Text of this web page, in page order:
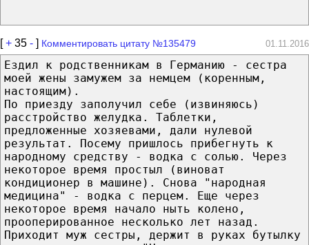
[+ 35 - ] Комментировать цитату №135479 01.11.2016
Ездил к родственникам в Германию - сестра
моей жены замужем за немцем (коренным,
настоящим).
По приезду заполучил себе (извиняюсь)
расстройство желудка. Таблетки,
предложенные хозяевами, дали нулевой
результат. Посему пришлось прибегнуть к
народному средству - водка с солью. Через
некоторое время простыл (виноват
кондиционер в машине). Снова "народная
медицина" - водка с перцем. Еще через
некоторое время начало ныть колено,
прооперированное несколько лет назад.
Приходит муж сестры, держит в руках бутылку